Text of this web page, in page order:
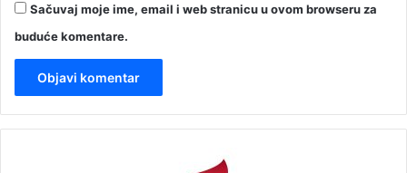
Sačuvaj moje ime, email i web stranicu u ovom browseru za
buduće komentare.